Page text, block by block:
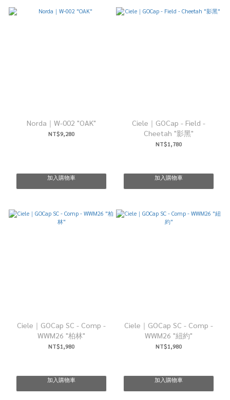
Norda｜W-002 "OAK"
NT$9,280
加入購物車
Ciele｜GOCap - Field -
Cheetah "影黑"
NT$1,780
加入購物車
Ciele｜GOCap SC - Comp -
WWM26 "柏林"
NT$1,980
加入購物車
Ciele｜GOCap SC - Comp -
WWM26 "紐約"
NT$1,980
加入購物車